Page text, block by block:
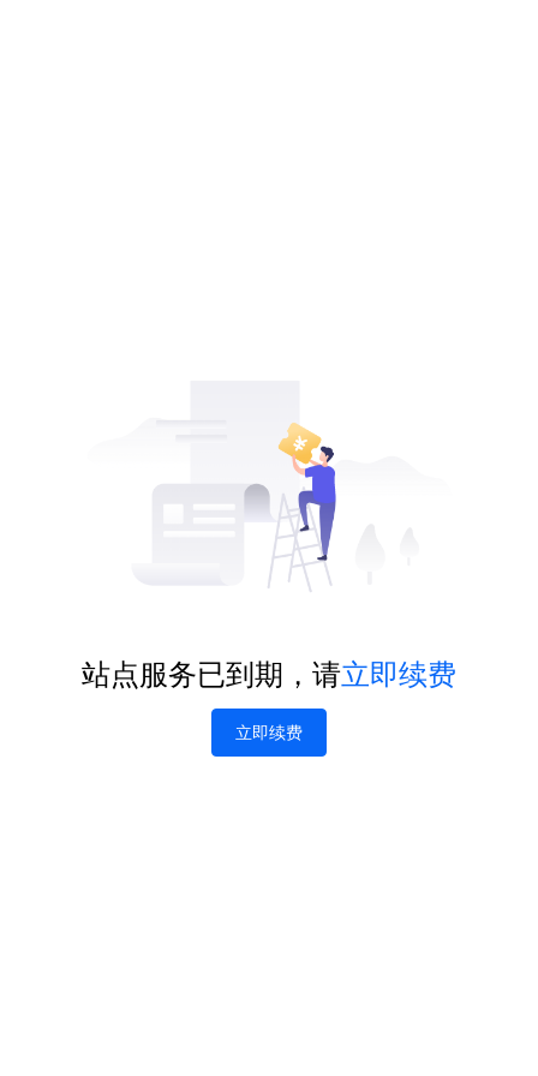
站点服务已到期，请立即续费
立即续费